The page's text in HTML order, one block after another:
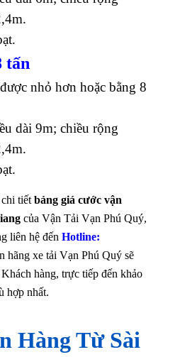
tấn
nhỏ hơn hoặc bằng 8
dài 9m; chiều rộng
tiết bảng giá cước vận
của Vận Tải Vạn Phú Quý,
liên hệ đến Hotline:
hãng xe tải Vạn Phú Quý sẽ
hàng, trực tiếp đến khảo
hợp nhất.
Hàng Từ Sài